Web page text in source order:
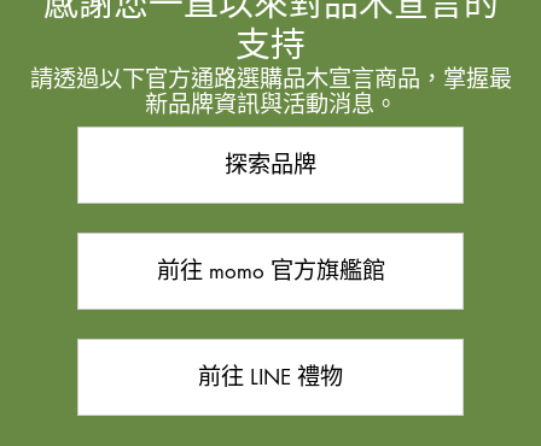
支持
請透過以下官方通路選購品木宣言商品，掌握最
新品牌資訊與活動消息。
探索品牌
前往 momo 官方旗艦館
前往 LINE 禮物